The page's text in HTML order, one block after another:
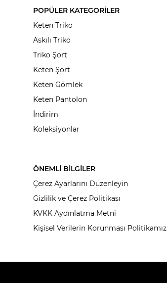
POPÜLER KATEGORİLER
Keten Triko
Askılı Triko
Triko Şort
Keten Şort
Keten Gömlek
Keten Pantolon
İndirim
Koleksiyonlar
ÖNEMLİ BİLGİLER
Çerez Ayarlarını Düzenleyin
Gizlilik ve Çerez Politikası
KVKK Aydınlatma Metni
Kişisel Verilerin Korunması Politikamız